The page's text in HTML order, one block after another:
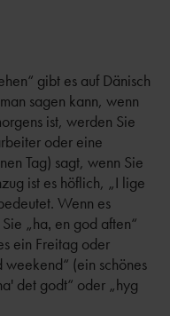
gibt es auf Dänisch
sagen kann, wenn
ist, werden Sie
oder eine
Tag) sagt, wenn Sie
ist es höflich, „I lige
Wenn es
„ha‚ en god aften“
ein Freitag oder
weekend“ (ein schönes
det godt“ oder „hyg